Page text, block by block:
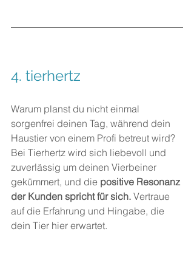
4. tierhertz
Warum planst du nicht einmal
sorgenfrei deinen Tag, während dein
Haustier von einem Profi betreut wird?
Bei Tierhertz wird sich liebevoll und
zuverlässig um deinen Vierbeiner
gekümmert, und die positive Resonanz
der Kunden spricht für sich. Vertraue
auf die Erfahrung und Hingabe, die
dein Tier hier erwartet.